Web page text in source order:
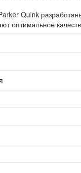
Quink
оптимальное